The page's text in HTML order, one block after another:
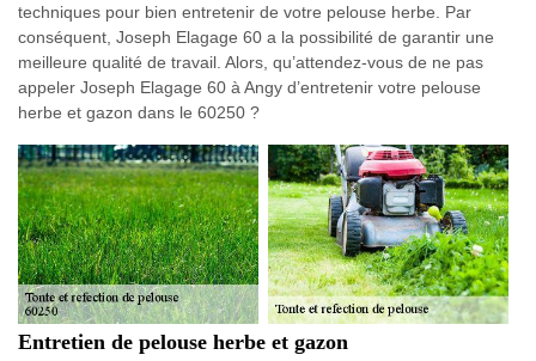
techniques pour bien entretenir de votre pelouse herbe. Par
conséquent, Joseph Elagage 60 a la possibilité de garantir une
meilleure qualité de travail. Alors, qu’attendez-vous de ne pas
appeler Joseph Elagage 60 à Angy d’entretenir votre pelouse
herbe et gazon dans le 60250 ?
Entretien de pelouse herbe et gazon